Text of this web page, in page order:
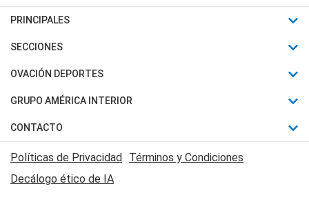
PRINCIPALES
Últimas Noticias
Política
Judiciales
Economia
SECCIONES
Horóscopo
Motores
Trucos caseros
Series y Películas
Edictos y Solicitadas
OVACIÓN DEPORTES
Fútbol
Mundial
Automovilismo
Rugby
GRUPO AMÉRICA INTERIOR
Canal 7 en Vivo
CONTACTO
Acerca de Nosotros
Contactanos
Políticas de Privacidad Términos y Condiciones
Decálogo ético de IA